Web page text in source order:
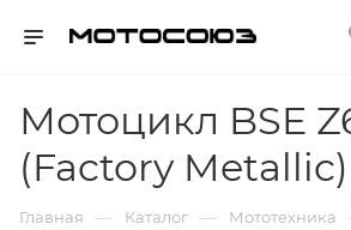
Мотоцикл BSE
(Factory Metallic)
Главная — Каталог — Мототехника